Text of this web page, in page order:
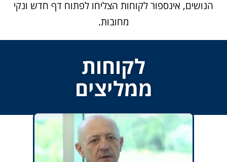
הנושים, אינספור לקוחות הצליחו לפתוח דף חדש ונקי
מחובות.
לקוחות
ממליצים